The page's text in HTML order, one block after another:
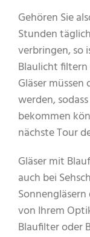
Gehören Sie
Stunden
verbringen, so
Blaulicht
Gläser
werden,
bekommen
nächste Tour
Gläser mit
auch bei
Sonnengläsern
von Ihrem
Blaufilter oder